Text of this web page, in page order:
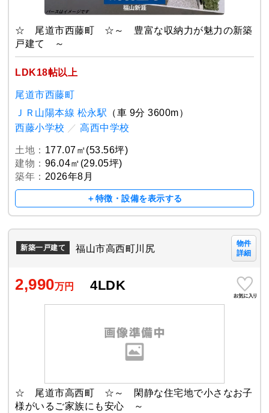
☆ 尾道市西藤町 ☆～ 豊富な収納力が魅力の新築
戸建て ～
LDK18帖以上
尾道市西藤町
ＪＲ山陽本線 松永駅 （車 9分 3600m）
西藤小学校 ／ 高西中学校
土地： 177.07㎡(53.56坪)
建物： 96.04㎡(29.05坪)
築年： 2026年8月
＋特徴・設備を表示する
新築一戸建て 福山市高西町川尻
物件
詳細
2,990万円 4LDK
☆ 尾道市高西町 ☆～ 閑静な住宅地で小さなお子
様がいるご家族にも安心 ～